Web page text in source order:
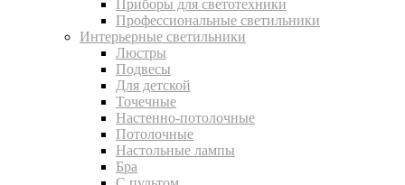
Приборы для светотехники
Профессиональные светильники
Интерьерные светильники
Люстры
Подвесы
Для детской
Точечные
Настенно-потолочные
Потолочные
Настольные лампы
Бра